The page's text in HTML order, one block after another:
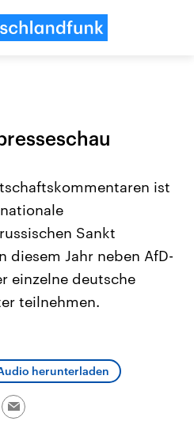
zu
Erde,
Nahostkonflikt
Der Überfall der
Diese wird wie die
Libanon vom Iran
ist
Sankt
diesem Jahr neben AfD-
einzelne deutsche
teilnehmen.
herunterladen
Email